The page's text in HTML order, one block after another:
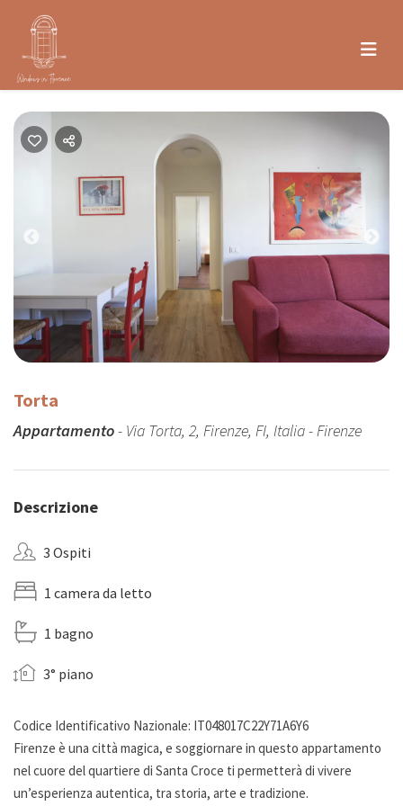
Torta
Appartamento- Via Torta, 2, Firenze, FI, Italia - Firenze
Descrizione
3 Ospiti
1 camera da letto
1 bagno
3° piano
Codice Identificativo Nazionale: IT048017C22Y71A6Y6
Firenze è una città magica, e soggiornare in questo appartamento
nel cuore del quartiere di Santa Croce ti permetterà di vivere
un’esperienza autentica, tra storia, arte e tradizione.